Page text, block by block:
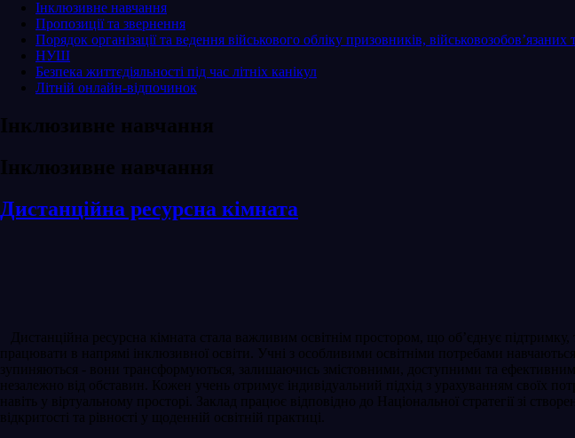
Інклюзивне навчання
Пропозиції та звернення
Порядок організації та ведення військового обліку призовників, військовозобов’язаних
НУШ
Безпека життєдіяльності під час літніх канікул
Літній онлайн-відпочинок
Інклюзивне навчання
Інклюзивне навчання
Дистанційна ресурсна кімната
Дистанційна ресурсна кімната стала важливим освітнім простором, що об’єднує
працювати в напрямі інклюзивної освіти. Учні з особливими освітніми потребами
зупиняються - вони трансформуються, залишаючись змістовними, доступними та
незалежно від обставин. Кожен учень отримує індивідуальний підхід з урахуванням своїх
навіть у віртуальному просторі. Заклад працює відповідно до Національної стратегії зі
відкритості та рівності у щоденній освітній практиці.